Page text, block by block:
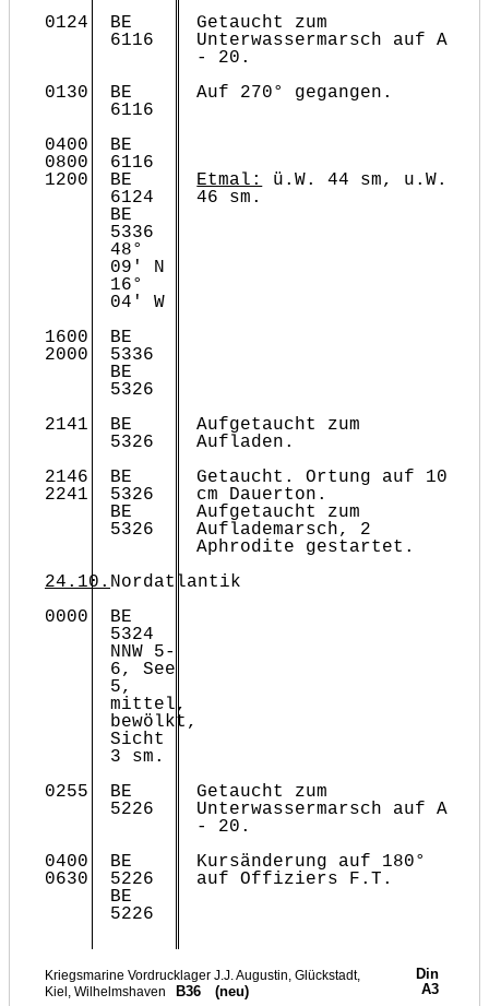
0124
BE
6116
Getaucht zum
Unterwassermarsch auf A
- 20.
0130
BE
6116
Auf 270° gegangen.
0400
0800
1200
BE
6116
BE
6124
BE
5336
48°
09' N
16°
04' W
Etmal:
ü.W. 44 sm, u.W.
46 sm.
1600
2000
BE
5336
BE
5326
2141
BE
5326
Aufgetaucht zum
Aufladen.
2146
2241
BE
5326
BE
5326
Getaucht. Ortung auf 10
cm Dauerton.
Aufgetaucht zum
Auflademarsch, 2
Aphrodite gestartet.
24.10. Nordatlantik
0000
BE
5324
NNW 5-
6, See
5,
mittel,
bewölkt,
Sicht
3 sm.
0255
BE
5226
Getaucht zum
Unterwassermarsch auf A
- 20.
0400
0630
BE
5226
BE
5226
Kursänderung auf 180°
auf Offiziers F.T.